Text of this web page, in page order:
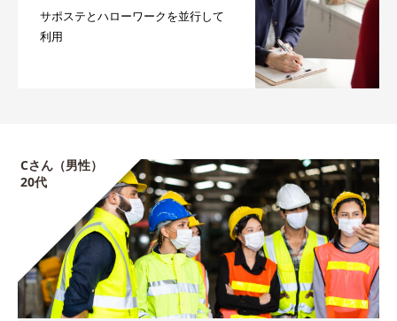
サポステとハローワークを並行して
利用
Cさん（男性）
20代